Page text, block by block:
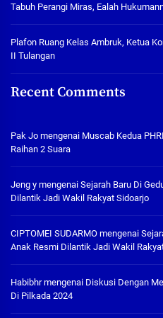
Tabuh Perangi Miras, Ealah
Plafon Ruang Kelas Ambruk, Ketua
II Tulangan
Recent Comments
Pak Jo mengenai Muscab Kedua
Raihan 2 Suara
Jeng y mengenai Sejarah Baru Di
Dilantik Jadi Wakil Rakyat Sidoarjo
CIPTOMEI SUDARMO mengenai
Anak Resmi Dilantik Jadi Wakil
Habibhrmengenai Diskusi Dengan
Di Pilkada 2024